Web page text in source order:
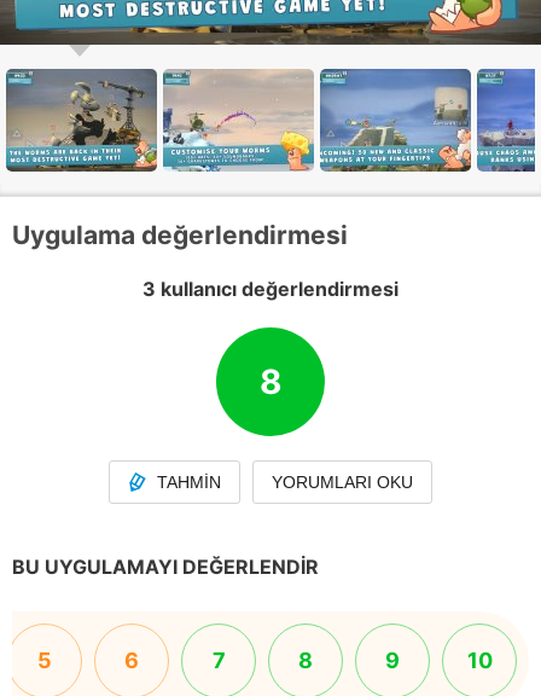
Uygulama değerlendirmesi
3 kullanıcı değerlendirmesi
8
TAHMIN YORUMLARI OKU
BU UYGULAMAYI DEĞERLENDIR
5 6 7 8 9 10